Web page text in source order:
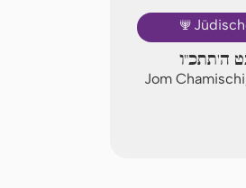
🕎
ה'תתכ"ו
Jom